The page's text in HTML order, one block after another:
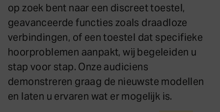
op zoek bent naar een discreet toestel,
geavanceerde functies zoals draadloze
verbindingen, of een toestel dat specifieke
hoorproblemen aanpakt, wij begeleiden u
stap voor stap. Onze audiciens
demonstreren graag de nieuwste modellen
en laten u ervaren wat er mogelijk is.